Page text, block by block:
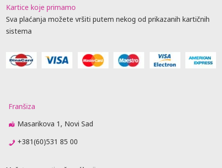
Kartice koje primamo
Sva plaćanja možete vršiti putem nekog od prikazanih kartičnih
sistema
Franšiza
Masarikova 1, Novi Sad
+381(60)531 85 00